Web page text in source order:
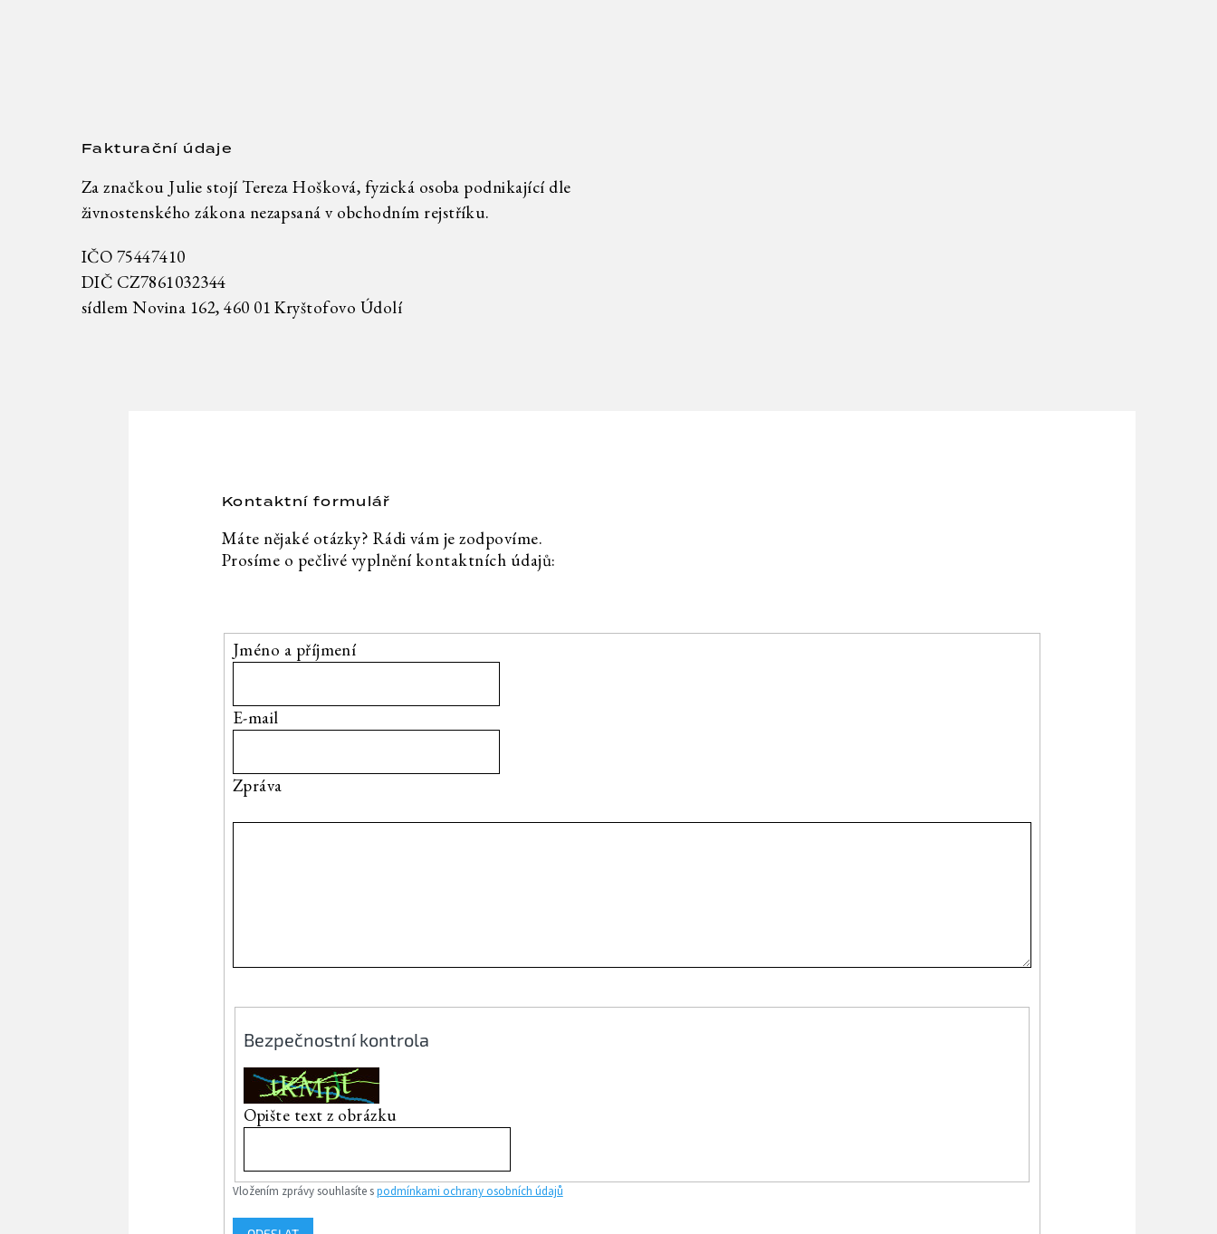
Fakturační údaje
Za značkou Julie stojí Tereza Hošková, fyzická osoba podnikající dle
živnostenského zákona nezapsaná v obchodním rejstříku.
IČO 75447410
DIČ CZ7861032344
sídlem Novina 162, 460 01 Kryštofovo Údolí
Kontaktní formulář
Jméno a příjmení
E-mail
Zpráva
Bezpečnostní kontrola
Opište text z obrázku
Vložením zprávy souhlasíte spodmínkami ochrany osobních údajů